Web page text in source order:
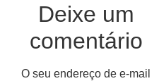
Deixe um
comentário
O seu endereço de e-mail